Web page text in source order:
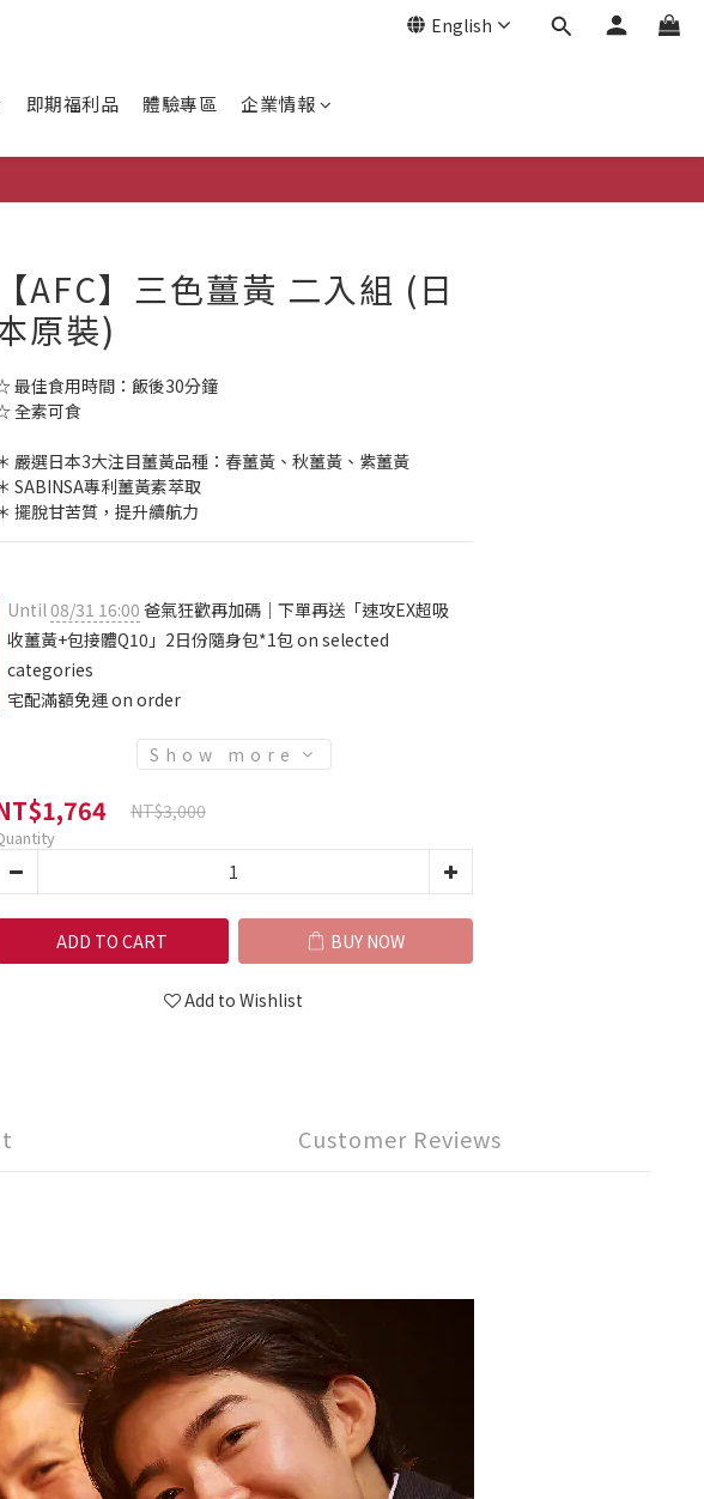
English
即期福利品 體驗專區 企業情報
【AFC】三色薑黃 二入組 (日
原裝)
最佳食用時間：飯後30分鐘
全素可食
嚴選日本3大注目薑黃品種：春薑黃、秋薑黃、紫薑黃
SABINSA專利薑黃素萃取
擺脫甘苦質，提升續航力
Until08/31 16:00 爸氣狂歡再加碼｜下單再送「速攻EX超吸
收薑黃+包接體Q10」2日份隨身包*1包 on selected
categories
宅配滿額免運 on order
Show more
NT$3,000
ADD TO CART BUY NOW
Add to Wishlist
Customer Reviews
BUY NOW